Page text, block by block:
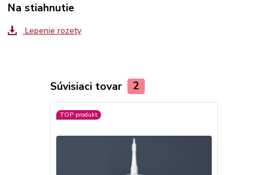
Na stiahnutie
Lepenie rozety
Súvisiaci tovar 2
TOP produkt